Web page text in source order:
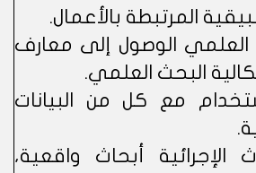
المرتبطة بالأعمال.
العلمي الوصول إلى معارف
البحث العلمي.
مع كل من البيانات
الإجرائية أبحاث واقعية،